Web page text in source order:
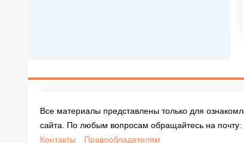
Все материалы представлены только для
сайта. По любым вопросам обращайтесь на почту:
Контакты
Правообладателям